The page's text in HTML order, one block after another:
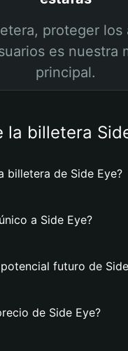
proteger los
es nuestra
principal.
la billetera
billetera de Side Eye?
a Side Eye?
futuro de
de Side Eye?